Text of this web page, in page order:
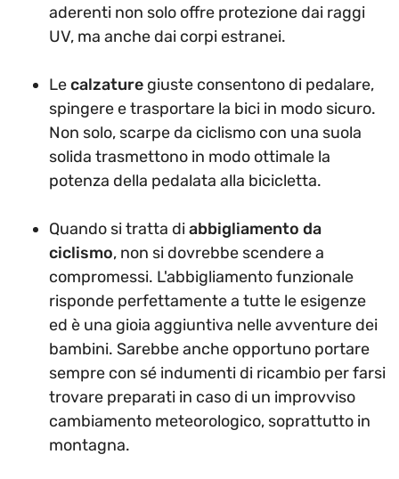
aderenti non solo offre protezione dai raggi
UV, ma anche dai corpi estranei.
Lecalzature giuste consentono di pedalare,
spingere e trasportare la bici in modo sicuro.
Non solo, scarpe da ciclismo con una suola
solida trasmettono in modo ottimale la
potenza della pedalata alla bicicletta.
Quando si tratta diabbigliamento da
ciclismo, non si dovrebbe scendere a
compromessi. L'abbigliamento funzionale
risponde perfettamente a tutte le esigenze
ed è una gioia aggiuntiva nelle avventure dei
bambini. Sarebbe anche opportuno portare
sempre con sé indumenti di ricambio per farsi
trovare preparati in caso di un improvviso
cambiamento meteorologico, soprattutto in
montagna.